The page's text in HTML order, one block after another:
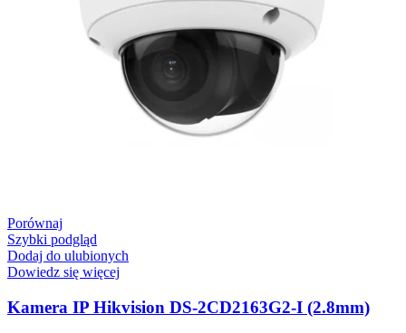
Porównaj
Szybki podgląd
Dodaj do ulubionych
Dowiedz się więcej
Kamera IP Hikvision DS-2CD2163G2-I (2.8mm)